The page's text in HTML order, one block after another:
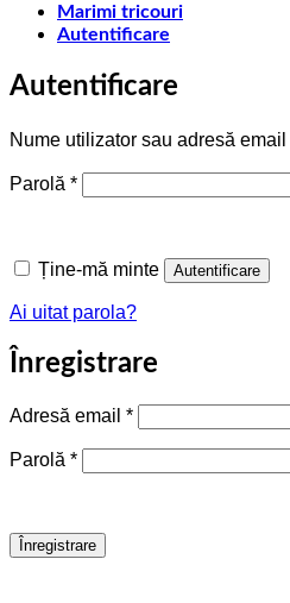
Marimi tricouri
Autentificare
Autentificare
Nume utilizator sau adresă email
Parolă *Obligatoriu
Ține-mă minte Autentificare
Ai uitat parola?
Înregistrare
Adresă email *Obligatoriu
Parolă *Obligatoriu
Înregistrare